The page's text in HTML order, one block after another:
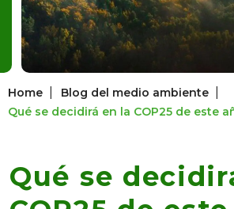
Home Blog del medio ambiente
Qué se decidirá en la COP25 de este
Qué se